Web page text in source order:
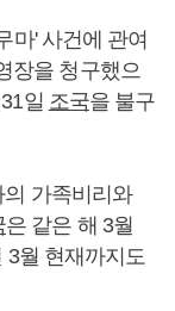
마' 사건에 관여
장을 청구했으
일 조국을 불구
의 가족비리와
은 같은 해 3월
3월 현재까지도